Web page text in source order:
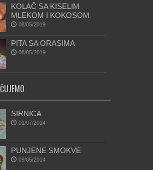
KOLAČ SA KISELIM
MLEKOM I KOKOSOM
08/05/2019
PITA SA ORASIMA
08/05/2019
SIRNICA
01/07/2014
PUNJENE SMOKVE
09/05/2014